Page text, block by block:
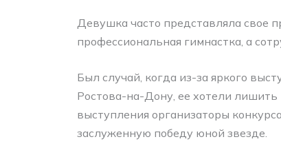
Девушка часто представляла свое
профессиональная гимнастка, а
Был случай, когда из-за яркого
Ростова-на-Дону, ее хотели лишить
выступления организаторы
заслуженную победу юной звезде.